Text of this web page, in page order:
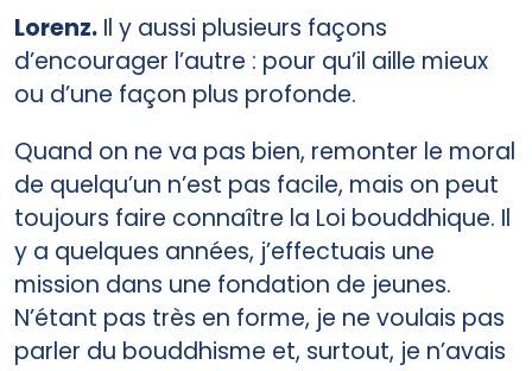
Lorenz. Il y aussi plusieurs façons
d’encourager l’autre : pour qu’il aille mieux
ou d’une façon plus profonde.
Quand on ne va pas bien, remonter le moral
de quelqu’un n’est pas facile, mais on peut
toujours faire connaître la Loi bouddhique. Il
y a quelques années, j’effectuais une
mission dans une fondation de jeunes.
N’étant pas très en forme, je ne voulais pas
parler du bouddhisme et, surtout, je n’avais